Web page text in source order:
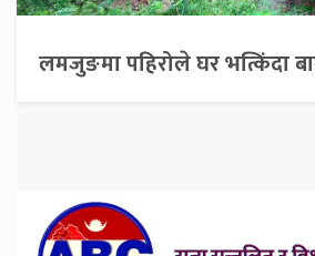
लमजुङमा पहिरोले घर भत्किंदा